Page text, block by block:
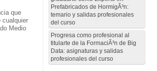
que
cualquier
Medio
Prefabricados de HormigÃ³n:
temario y salidas profesionales
del curso
Progresa como profesional al
titularte de la FormaciÃ³n de Big
Data: asignaturas y salidas
profesionales del curso